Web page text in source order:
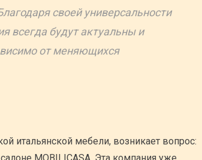
своей универсальности
всегда будут актуальны и
от меняющихся
итальянской мебели, возникает вопрос: